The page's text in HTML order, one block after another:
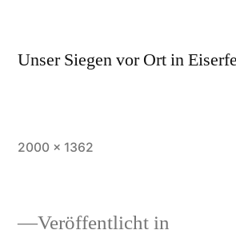
Unser Siegen vor Ort in
2000 × 1362
Veröffentlicht in